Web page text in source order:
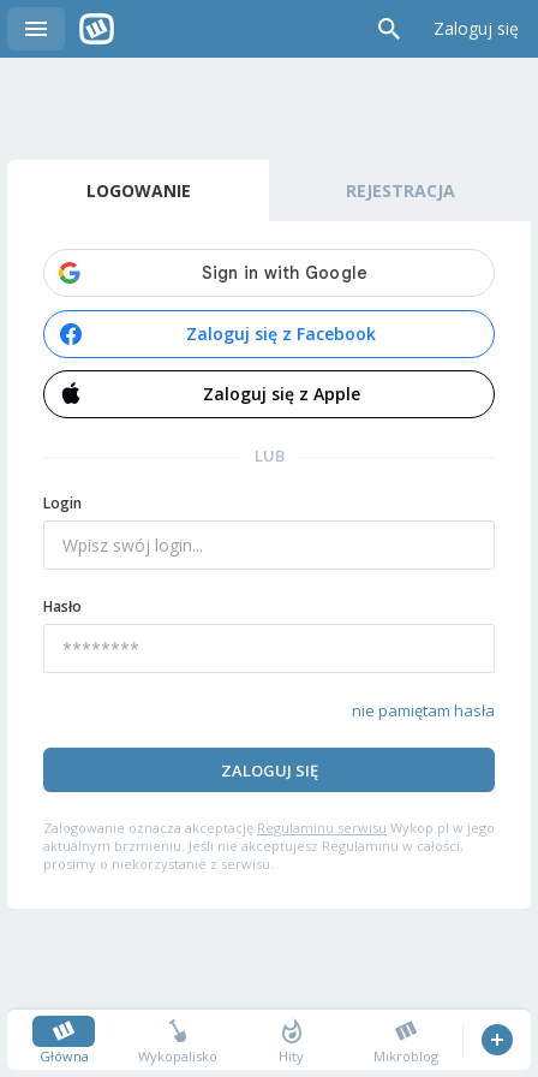
Zaloguj się
LOGOWANIE REJESTRACJA
Zaloguj się z Facebook
Zaloguj się z Apple
LUB
Login
Hasło
nie pamiętam hasła
ZALOGUJ SIĘ
Zalogowanie oznacza akceptację Regulaminu serwisu Wykop.pl w jego
aktualnym brzmieniu. Jeśli nie akceptujesz Regulaminu w całości,
prosimy o niekorzystanie z serwisu.
Główna Wykopalisko Hity Mikroblog